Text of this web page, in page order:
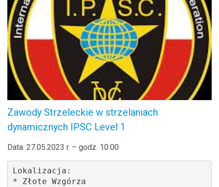
Zawody Strzeleckie w strzelaniach
dynamicznych IPSC Level 1
Data: 27.05.2023 r. – godz. 10:00
Lokalizacja:
* Złote Wzgórza